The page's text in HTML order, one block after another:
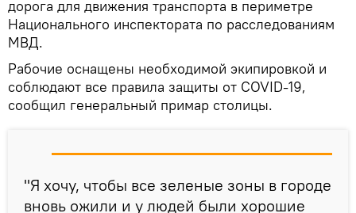
дорога для движения транспорта в периметре
Национального инспектората по расследованиям
МВД.
Рабочие оснащены необходимой экипировкой и
соблюдают все правила защиты от COVID-19,
сообщил генеральный примар столицы.
"Я хочу, чтобы все зеленые зоны в городе
вновь ожили и у людей были хорошие